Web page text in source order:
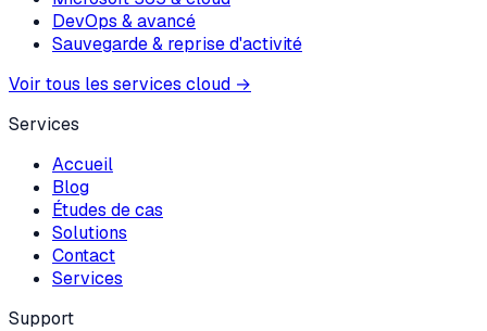
DevOps & avancé
Sauvegarde & reprise d'activité
Voir tous les services cloud →
Services
Accueil
Blog
Études de cas
Solutions
Contact
Services
Support